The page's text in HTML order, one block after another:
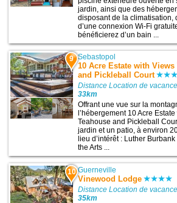
jardin, ainsi que des
disposant de la climatisation,
d’une connexion Wi-Fi
bénéficierez d’un bain ...
9 Sebastopol
10 Acre Estate with Views
and Pickleball Court
Distance Location de
33km
Offrant une vue sur la
l’hébergement 10 Acre
Teahouse and Pickleball
jardin et un patio, à environ
lieu d’intérêt : Luther
the Arts ...
10 Guerneville
Vinewood Lodge
Distance Location de
35km